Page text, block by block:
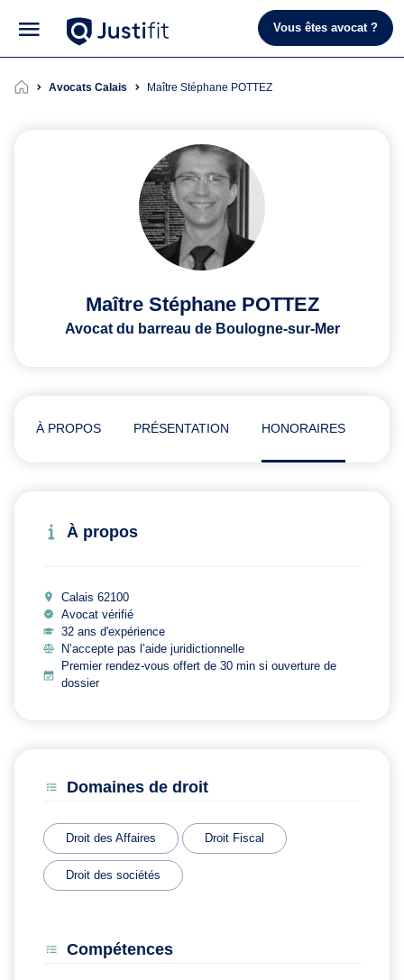
Vous êtes avocat ?
Avocats Calais Maître Stéphane POTTEZ
Maître Stéphane POTTEZ
Avocat du barreau de Boulogne-sur-Mer
À PROPOS PRÉSENTATION HONORAIRES
À propos
Calais 62100
Avocat vérifié
32 ans d'expérience
N’accepte pas l’aide juridictionnelle
Premier rendez-vous offert de 30 min si ouverture de
dossier
Domaines de droit
Droit des Affaires Droit Fiscal
Droit des sociétés
Compétences